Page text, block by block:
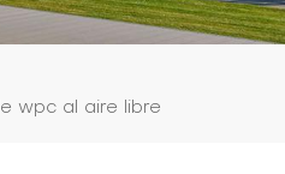
wpc al aire libre